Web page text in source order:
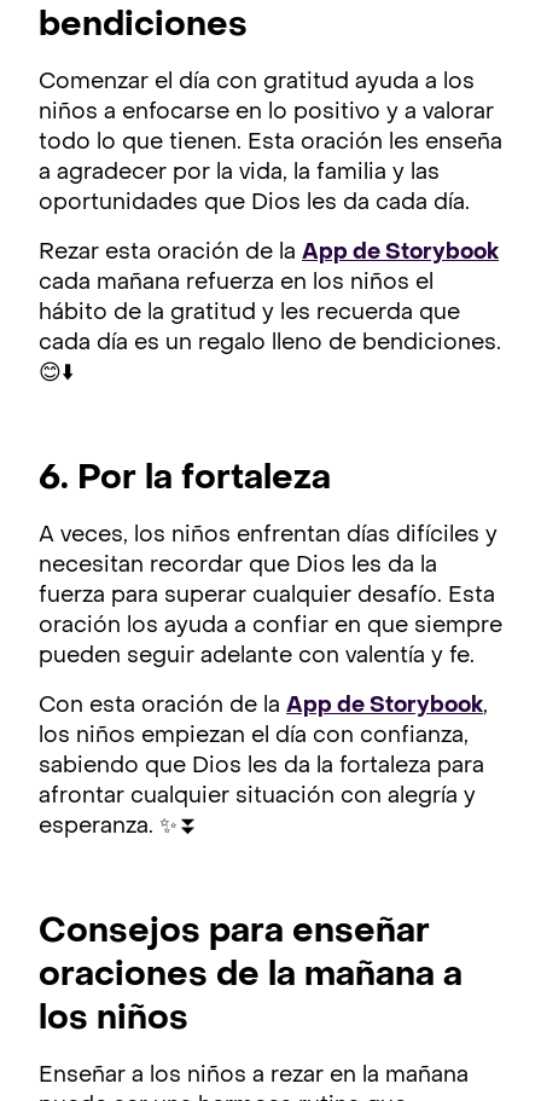
bendiciones
Comenzar el día con gratitud ayuda a los
niños a enfocarse en lo positivo y a valorar
todo lo que tienen. Esta oración les enseña
a agradecer por la vida, la familia y las
oportunidades que Dios les da cada día.
Rezar esta oración de la App de Storybook
cada mañana refuerza en los niños el
hábito de la gratitud y les recuerda que
cada día es un regalo lleno de bendiciones.
😊⬇️
6. Por la fortaleza
A veces, los niños enfrentan días difíciles y
necesitan recordar que Dios les da la
fuerza para superar cualquier desafío. Esta
oración los ayuda a confiar en que siempre
pueden seguir adelante con valentía y fe.
Con esta oración de la App de Storybook,
los niños empiezan el día con confianza,
sabiendo que Dios les da la fortaleza para
afrontar cualquier situación con alegría y
esperanza. ✨⏬
Consejos para enseñar
oraciones de la mañana a
los niños
Enseñar a los niños a rezar en la mañana